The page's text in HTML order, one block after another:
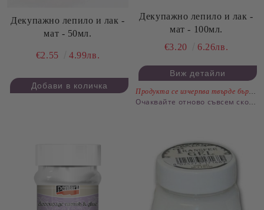
Декупажно лепило и лак -
мат - 50мл.
€2.55 4.99лв.
Декупажно лепило и лак -
мат - 100мл.
€3.20
6.26лв.
Виж детайли
Продукта се изчерпва твърде бързо.
Очаквайте отново съвсем скоро